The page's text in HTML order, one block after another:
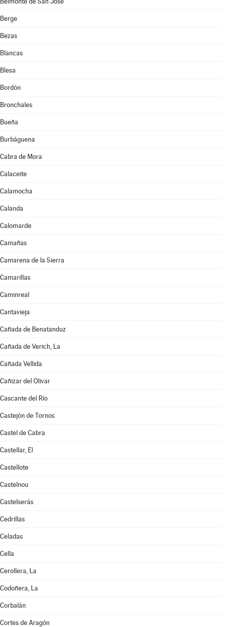
Berge
Bezas
Blancas
Blesa
Bordón
Bronchales
Bueña
Burbáguena
Cabra de Mora
Calaceite
Calamocha
Calanda
Calomarde
Camañas
Camarena de la Sierra
Camarillas
Caminreal
Cantavieja
Cañada de Benatanduz
Cañada de Verich, La
Cañada Vellida
Cañizar del Olivar
Cascante del Río
Castejón de Tornos
Castel de Cabra
Castellar, El
Castellote
Castelnou
Castelserás
Cedrillas
Celadas
Cella
Cerollera, La
Codoñera, La
Corbalán
Cortes de Aragón